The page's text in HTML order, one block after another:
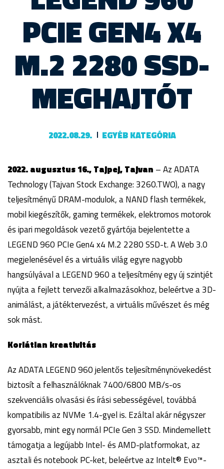
PCIE GEN4 X4
M.2 2280 SSD-
MEGHAJTÓT
2022.08.29. EGYÉB KATEGÓRIA
2022. augusztus 16., Tajpej, Tajvan – Az ADATA
Technology (Tajvan Stock Exchange: 3260.TWO), a nagy
teljesítményű DRAM-modulok, a NAND flash termékek,
mobil kiegészítők, gaming termékek, elektromos motorok
és ipari megoldások vezető gyártója bejelentette a
LEGEND 960 PCIe Gen4 x4 M.2 2280 SSD-t. A Web 3.0
megjelenésével és a virtuális világ egyre nagyobb
hangsúlyával a LEGEND 960 a teljesítmény egy új szintjét
nyújta a fejlett tervezői alkalmazásokhoz, beleértve a 3D-
animálást, a játéktervezést, a virtuális művészet és még
sok mást.
Korlátlan kreativitás
Az ADATA LEGEND 960 jelentős teljesítménynövekedést
biztosít a felhasználóknak 7400/6800 MB/s-os
szekvenciális olvasási és írási sebességével, továbbá
kompatibilis az NVMe 1.4-gyel is. Ezáltal akár négyszer
gyorsabb, mint egy normál PCIe Gen 3 SSD. Mindemellett
támogatja a legújabb Intel- és AMD-platformokat, az
asztali és notebook PC-ket, beleértve az Intelt® Evo™-